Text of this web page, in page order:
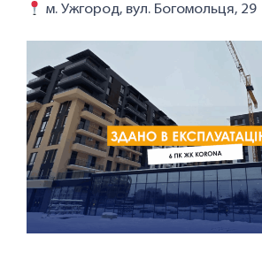
м. Ужгород, вул. Богомольця, 29